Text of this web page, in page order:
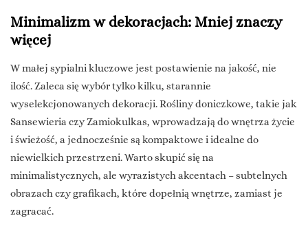
Minimalizm w dekoracjach: Mniej znaczy
więcej
W małej sypialni kluczowe jest postawienie na jakość, nie
ilość. Zaleca się wybór tylko kilku, starannie
wyselekcjonowanych dekoracji. Rośliny doniczkowe, takie jak
Sansewieria czy Zamiokulkas, wprowadzają do wnętrza życie
i świeżość, a jednocześnie są kompaktowe i idealne do
niewielkich przestrzeni. Warto skupić się na
minimalistycznych, ale wyrazistych akcentach – subtelnych
obrazach czy grafikach, które dopełnią wnętrze, zamiast je
zagracać.